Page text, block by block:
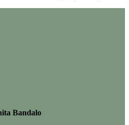
Bandalo